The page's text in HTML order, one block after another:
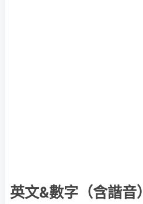
英文&數字（含諧音）